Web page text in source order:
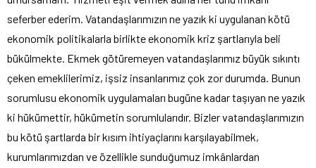
seferber ederim. Vatandaşlarımızın ne yazık ki uygulanan kötü
ekonomik politikalarla birlikte ekonomik kriz şartlarıyla beli
bükülmekte. Ekmek götüremeyen vatandaşlarımız büyük sıkıntı
çeken emeklilerimiz, işsiz insanlarımız çok zor durumda. Bunun
sorumlusu ekonomik uygulamaları bugüne kadar taşıyan ne yazık
ki hükümettir, hükümetin sorumlularıdır. Bizler vatandaşlarımızın
bu kötü şartlarda bir kısım ihtiyaçlarını karşılayabilmek,
kurumlarımızdan ve özellikle sunduğumuz imkânlardan